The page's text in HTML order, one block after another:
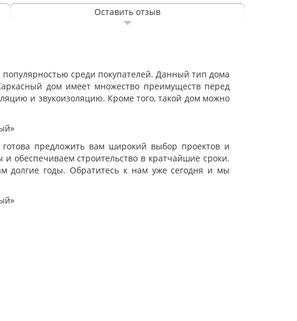
Оставить отзыв
среди покупателей. Данный тип дома
дом имеет множество преимуществ перед
и звукоизоляцию. Кроме того, такой дом можно
предложить вам широкий выбор проектов и
обеспечиваем строительство в кратчайшие сроки.
долгие годы. Обратитесь к нам уже сегодня и мы